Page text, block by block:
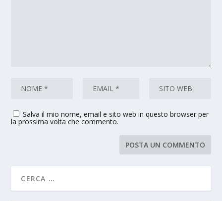
Salva il mio nome, email e sito web in questo browser per
la prossima volta che commento.